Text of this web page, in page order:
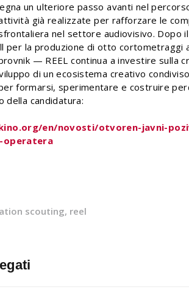
un ulteriore passo avanti nel
già realizzate per rafforzare le
nel settore audiovisivo. Dopo
per la produzione di otto cortometraggi
— REEL continua a investire sulla
di un ecosistema creativo
formarsi, sperimentare e costruire
della candidatura:
en/novosti/otvoren-javni-
operatera
scouting, reel